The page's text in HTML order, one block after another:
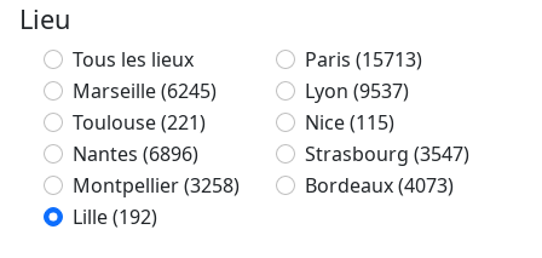
Lieu
Tous les lieux Paris (15713)
Marseille(6245) Lyon (9537)
Toulouse(221) Nice(115)
Nantes (6896) Strasbourg (3547)
Montpellier(3258) Bordeaux(4073)
Lille(192)